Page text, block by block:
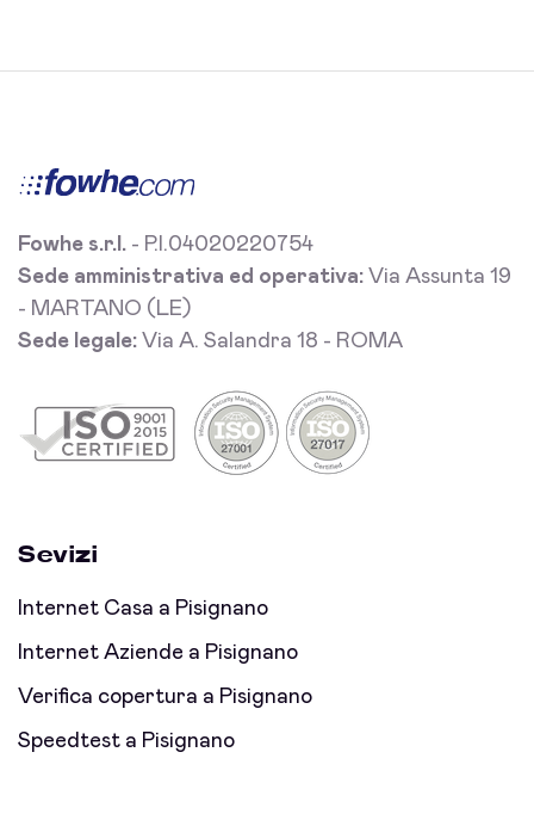
Fowhe s.r.l. - P.I.04020220754
Sede amministrativa ed operativa: Via Assunta 19
- MARTANO (LE)
Sede legale: Via A. Salandra 18 - ROMA
Sevizi
Internet Casa a Pisignano
Internet Aziende a Pisignano
Verifica copertura a Pisignano
Speedtest a Pisignano